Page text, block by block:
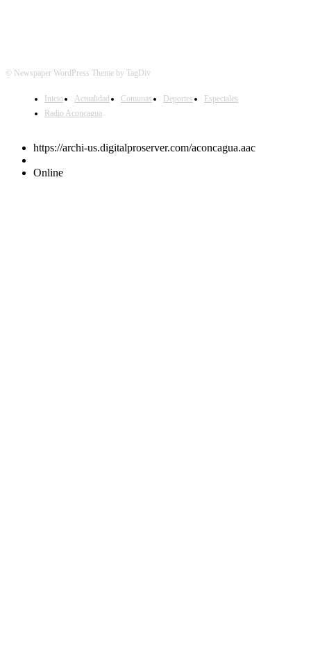
© Newspaper WordPress Theme by TagDiv
Inicio Actualidad Comunas Deportes
Especiales
Radio Aconcagua
https://archi-us.digitalproserver.com/aconcagua.aac
Online